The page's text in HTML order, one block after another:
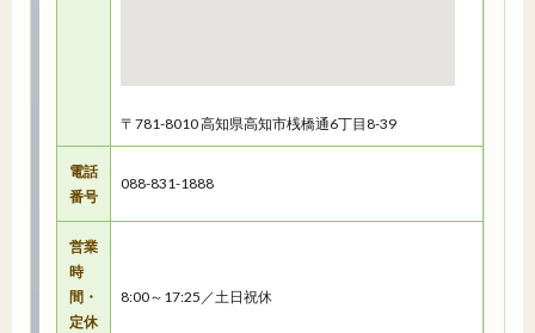
〒781-8010 高知県高知市桟橋通6丁目8-39
電話
番号
088-831-1888
営業
時
間・
定休
8:00～17:25／土日祝休